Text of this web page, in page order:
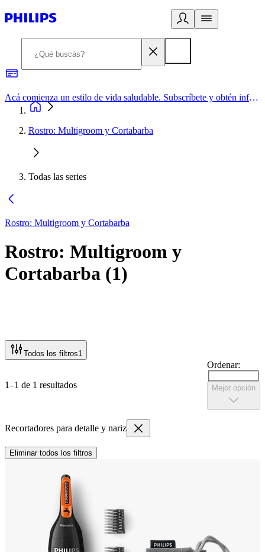
Acá comienza un estilo de vida saludable. Subscríbete y obtén información de primera mano
Rostro: Multigroom y Cortabarba
Todas las series
Rostro: Multigroom y Cortabarba
Rostro: Multigroom y
Cortabarba (1)
Todos los filtros1
1–1 de 1 resultados
Ordenar:
Mejor opción
Recortadores para detalle y nariz
Eliminar todos los filtros